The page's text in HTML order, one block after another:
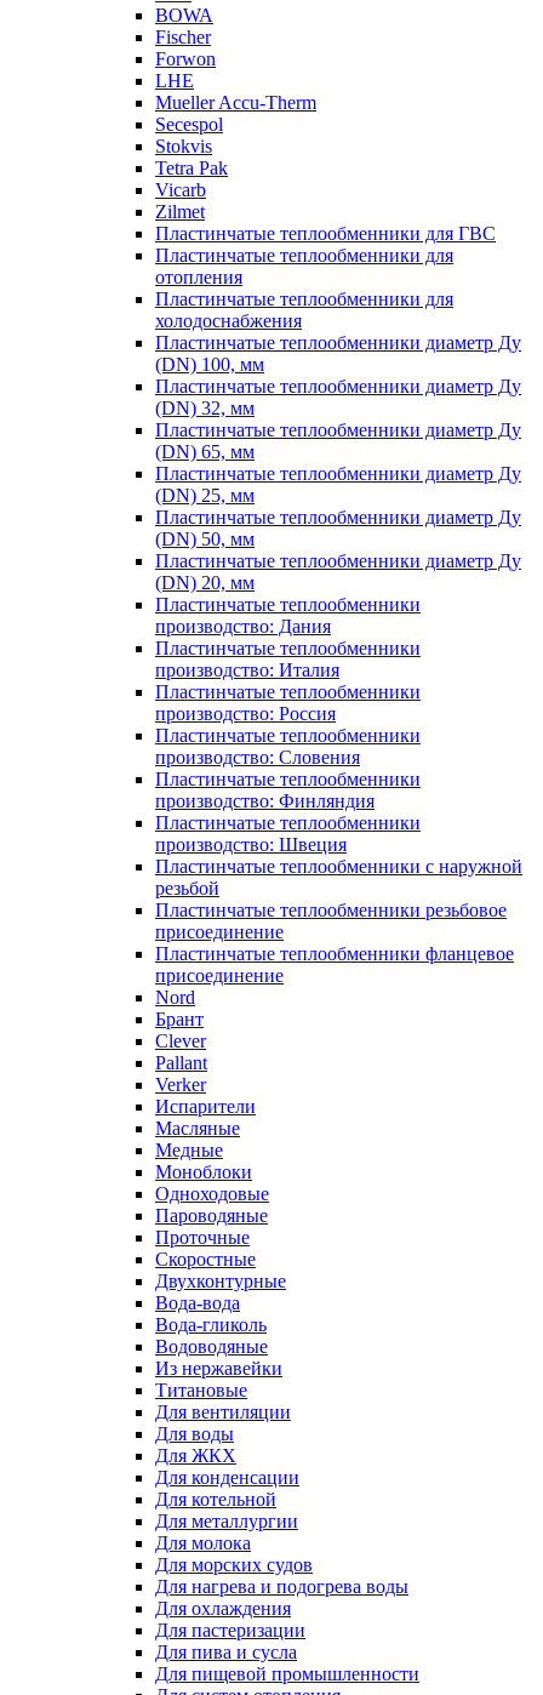
BOWA
Fischer
Forwon
LHE
Mueller Accu-Therm
Secespol
Stokvis
Tetra Pak
Vicarb
Zilmet
Пластинчатые теплообменники для ГВС
Пластинчатые теплообменники для
отопления
Пластинчатые теплообменники для
холодоснабжения
Пластинчатые теплообменники диаметр Ду
(DN) 100, мм
Пластинчатые теплообменники диаметр Ду
(DN) 32, мм
Пластинчатые теплообменники диаметр Ду
(DN) 65, мм
Пластинчатые теплообменники диаметр Ду
(DN) 25, мм
Пластинчатые теплообменники диаметр Ду
(DN) 50, мм
Пластинчатые теплообменники диаметр Ду
(DN) 20, мм
Пластинчатые теплообменники
производство: Дания
Пластинчатые теплообменники
производство: Италия
Пластинчатые теплообменники
производство: Россия
Пластинчатые теплообменники
производство: Словения
Пластинчатые теплообменники
производство: Финляндия
Пластинчатые теплообменники
производство: Швеция
Пластинчатые теплообменники с наружной
резьбой
Пластинчатые теплообменники резьбовое
присоединение
Пластинчатые теплообменники фланцевое
присоединение
Nord
Брант
Clever
Pallant
Verker
Испарители
Масляные
Медные
Моноблоки
Одноходовые
Пароводяные
Проточные
Скоростные
Двухконтурные
Вода-вода
Вода-гликоль
Водоводяные
Из нержавейки
Титановые
Для вентиляции
Для воды
Для ЖКХ
Для конденсации
Для котельной
Для металлургии
Для молока
Для морских судов
Для нагрева и подогрева воды
Для охлаждения
Для пастеризации
Для пива и сусла
Для пищевой промышленности